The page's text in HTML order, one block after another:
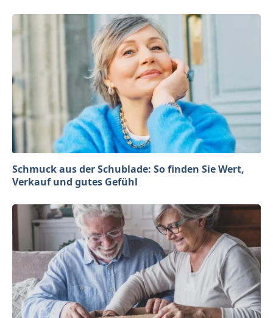
Schmuck aus der Schublade: So finden Sie Wert,
Verkauf und gutes Gefühl